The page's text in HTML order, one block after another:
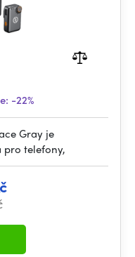
-22%
Gray je
telefony,